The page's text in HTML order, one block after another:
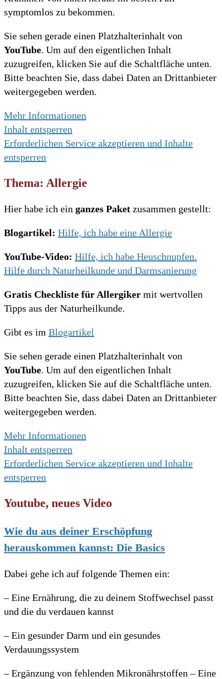
symptomlos zu bekommen.
Sie sehen gerade einen Platzhalterinhalt von
YouTube. Um auf den eigentlichen Inhalt
zuzugreifen, klicken Sie auf die Schaltfläche unten.
Bitte beachten Sie, dass dabei Daten an Drittanbieter
weitergegeben werden.
Mehr Informationen
Inhalt entsperren
Erforderlichen Service akzeptieren und Inhalte
entsperren
Thema: Allergie
Hier habe ich ein ganzes Paket zusammen gestellt:
Blogartikel: Hilfe, ich habe eine Allergie
YouTube-Video: Hilfe, ich habe Heuschnupfen.
Hilfe durch Naturheilkunde und Darmsanierung
Gratis Checkliste für Allergiker mit wertvollen
Tipps aus der Naturheilkunde.
Gibt es im Blogartikel
Sie sehen gerade einen Platzhalterinhalt von
YouTube. Um auf den eigentlichen Inhalt
zuzugreifen, klicken Sie auf die Schaltfläche unten.
Bitte beachten Sie, dass dabei Daten an Drittanbieter
weitergegeben werden.
Mehr Informationen
Inhalt entsperren
Erforderlichen Service akzeptieren und Inhalte
entsperren
Youtube, neues Video
Wie du aus deiner Erschöpfung
herauskommen kannst: Die Basics
Dabei gehe ich auf folgende Themen ein:
– Eine Ernährung, die zu deinem Stoffwechsel passt
und die du verdauen kannst
– Ein gesunder Darm und ein gesundes
Verdauungssystem
– Ergänzung von fehlenden Mikronährstoffen – Eine